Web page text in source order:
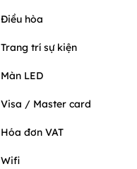
Điều hòa
Trang trí sự kiện
Màn LED
Visa / Master card
Hóa đơn VAT
Wifi